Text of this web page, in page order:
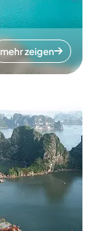
mehr zeigen